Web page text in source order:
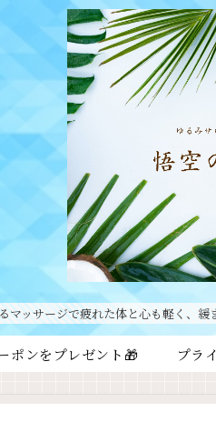
マッサージで疲れた体と心も軽く、
ポンをプレゼント🎁 プラ